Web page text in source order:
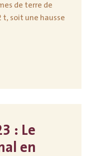
de terre de
t, soit une hausse
: Le
en